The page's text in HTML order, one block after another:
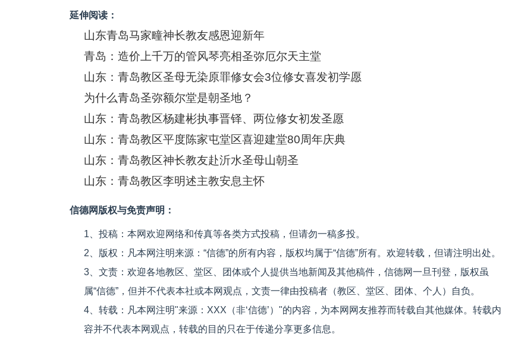
延伸阅读：
山东青岛马家疃神长教友感恩迎新年
青岛：造价上千万的管风琴亮相圣弥厄尔天主堂
山东：青岛教区圣母无染原罪修女会3位修女喜发初学愿
为什么青岛圣弥额尔堂是朝圣地？
山东：青岛教区杨建彬执事晋铎、两位修女初发圣愿
山东：青岛教区平度陈家屯堂区喜迎建堂80周年庆典
山东：青岛教区神长教友赴沂水圣母山朝圣
山东：青岛教区李明述主教安息主怀
信德网版权与免责声明：
1、投稿：本网欢迎网络和传真等各类方式投稿，但请勿一稿多投。
2、版权：凡本网注明来源：“信德”的所有内容，版权均属于“信德”所有。欢迎转载，但请注明出处。
3、文责：欢迎各地教区、堂区、团体或个人提供当地新闻及其他稿件，信德网一旦刊登，版权虽
属“信德”，但并不代表本社或本网观点，文责一律由投稿者（教区、堂区、团体、个人）自负。
4、转载：凡本网注明"来源：XXX（非‘信德’）"的内容，为本网网友推荐而转载自其他媒体。转载内
容并不代表本网观点，转载的目的只在于传递分享更多信息。